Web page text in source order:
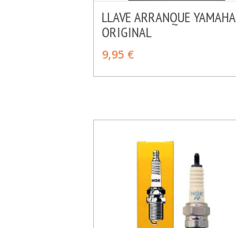
VER OPCIONES
LLAVE ARRANQUE YAMAHA
ORIGINAL
9,95 €